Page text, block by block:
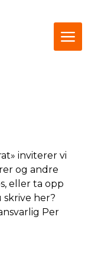
inviterer vi
og andre
eller ta opp
her?
Per